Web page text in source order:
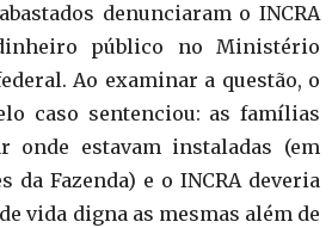
denunciaram o INCRA
público no Ministério
Ao examinar a questão, o
caso sentenciou: as famílias
onde estavam instaladas (em
da Fazenda) e o INCRA deveria
vida digna as mesmas além de